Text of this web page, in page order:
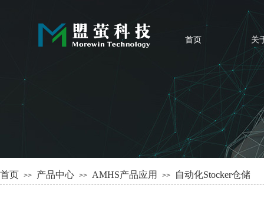
首页 关
首页 >> 产品中心 >> AMHS产品应用 >> 自动化Stocker仓储